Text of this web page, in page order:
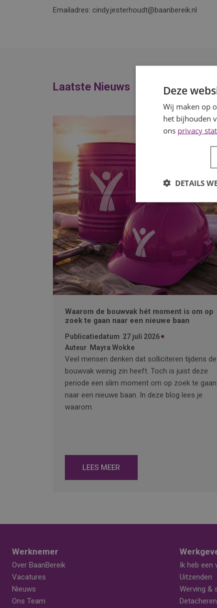
Emailadres: cindy.jesterhoudt@baanbereik.nl
Laatste Nieuws
Waarom de bouwvak hét moment is om op
zoek te gaan naar een nieuwe baan
Publicatiedatum 27 juli 2026
Auteur
Mayra Wokke
Veel mensen denken dat solliciteren tijdens de
bouwvak weinig zin heeft. Toch is juist deze
periode een slim moment om op zoek te gaan
naar een nieuwe baan. In deze blog lees je
waarom.
LEES MEER
Werknemer
Over BaanBereik
Vacatures
Nieuws
Ons Team
Ik heb een
Uitzenden
Werving &
Detacheren
Deze
Wij maken op
het bijhouden
ons privacy
DETAILS